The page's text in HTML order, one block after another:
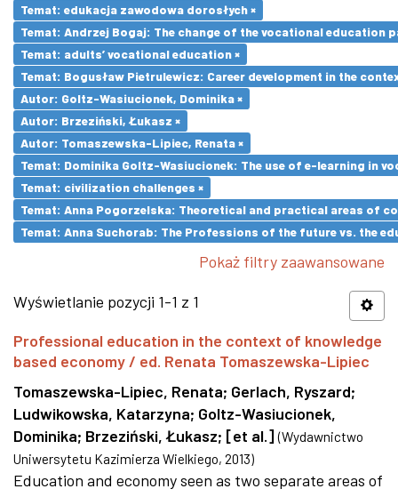
Temat: edukacja zawodowa dorosłych ×
Temat: Andrzej Bogaj: The change of the vocational education
Temat: adults’ vocational education ×
Temat: Bogusław Pietrulewicz: Career development in the
Autor: Goltz-Wasiucionek, Dominika ×
Autor: Brzeziński, Łukasz ×
Autor: Tomaszewska-Lipiec, Renata ×
Temat: Dominika Goltz-Wasiucionek: The use of e-learning in
Temat: civilization challenges ×
Temat: Anna Pogorzelska: Theoretical and practical areas of
Temat: Anna Suchorab: The Professions of the future vs. the
Pokaż filtry zaawansowane
Wyświetlanie pozycji 1-1 z 1
Professional education in the context of knowledge
based economy / ed. Renata Tomaszewska-Lipiec
Tomaszewska-Lipiec, Renata; Gerlach, Ryszard;
Ludwikowska, Katarzyna; Goltz-Wasiucionek,
Dominika; Brzeziński, Łukasz; [et al.] (Wydawnictwo
Uniwersytetu Kazimierza Wielkiego, 2013)
Education and economy seen as two separate areas of